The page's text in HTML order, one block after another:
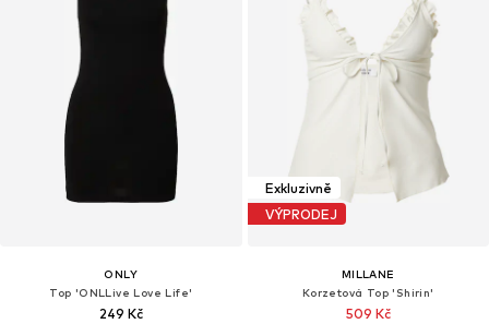
ONLY
Top 'ONLLive Love Life'
249 Kč
Exkluzivně
VÝPRODEJ
MILLANE
Korzetová Top 'Shirin'
509 Kč